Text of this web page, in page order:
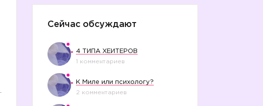
Сейчас обсуждают
4 ТИПА ХЕЙТЕРОВ
1 комментариев
К Миле или психологу?
2 комментариев